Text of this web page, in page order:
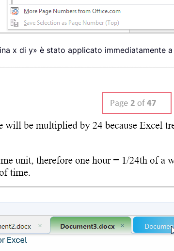
x di y» è stato applicato immediatamente